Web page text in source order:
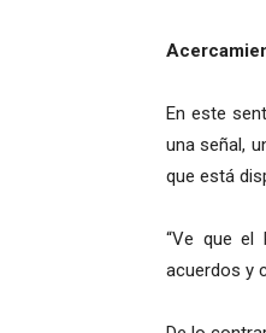
En este
una señal,
que está
“Ve que el
acuerdos y